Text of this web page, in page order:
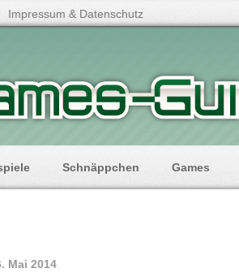
Impressum & Datenschutz
Schnäppchen Games
Mai 2014